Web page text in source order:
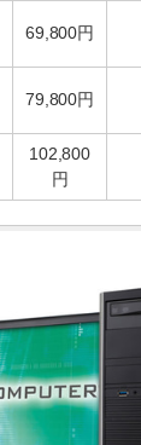
69,800円
79,800円
102,800
円